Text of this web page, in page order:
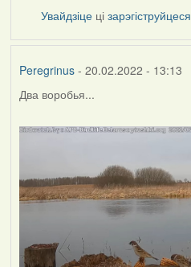
Увайдзіце цізарэгіструйцеся
Peregrinus- 20.02.2022 - 13:13
Два воробья...